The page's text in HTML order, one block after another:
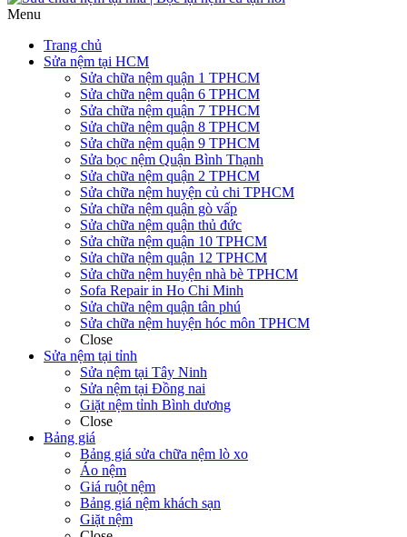
Menu
Trang chủ
Sửa nệm tại HCM
Sửa chữa nệm quận 1 TPHCM
Sửa chữa nệm quận 6 TPHCM
Sửa chữa nệm quận 7 TPHCM
Sửa chữa nệm quận 8 TPHCM
Sửa chữa nệm quận 9 TPHCM
Sửa bọc nệm Quận Bình Thạnh
Sửa chữa nệm quận 2 TPHCM
Sửa chữa nệm huyện củ chi TPHCM
Sửa chữa nệm quận gò vấp
Sửa chữa nệm quận thủ đức
Sửa chữa nệm quận 10 TPHCM
Sửa chữa nệm quận 12 TPHCM
Sửa chữa nệm huyện nhà bè TPHCM
Sofa Repair in Ho Chi Minh
Sửa chữa nệm quận tân phú
Sửa chữa nệm huyện hóc môn TPHCM
Close
Sửa nệm tại tỉnh
Sửa nệm tại Tây Ninh
Sửa nệm tại Đồng nai
Giặt nệm tỉnh Bình dương
Close
Bảng giá
Bảng giá sửa chữa nệm lò xo
Áo nệm
Giá ruột nệm
Bảng giá nệm khách sạn
Giặt nệm